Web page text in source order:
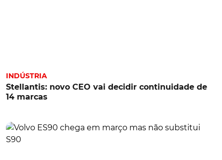
INDÚSTRIA
Stellantis: novo CEO vai decidir continuidade de
14 marcas